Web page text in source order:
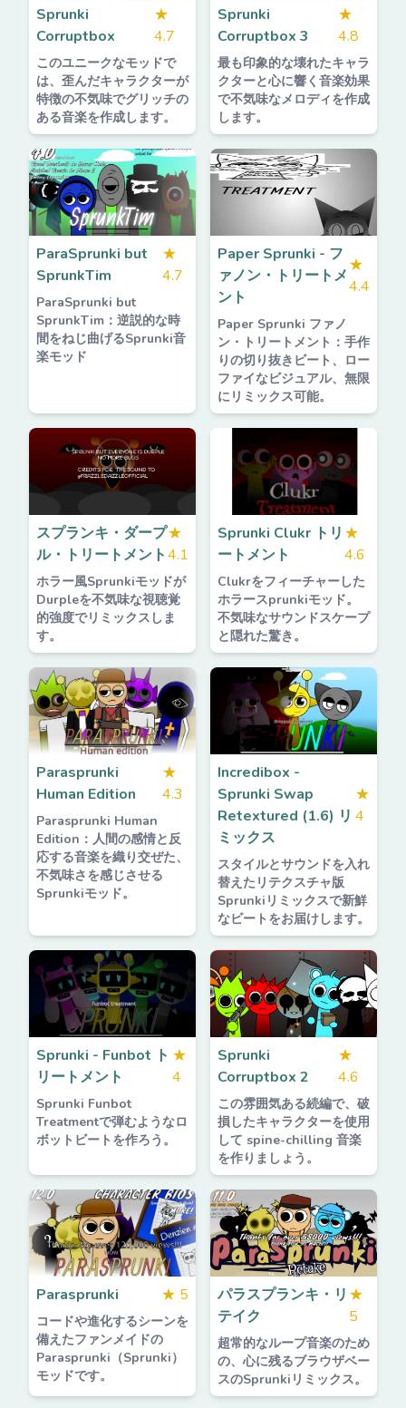
Sprunki
Corruptbox
★
4.7
このユニークなモッドで
は、歪んだキャラクターが
特徴の不気味でグリッチの
ある音楽を作成します。
Sprunki
Corruptbox 3
★
4.8
最も印象的な壊れたキャラ
クターと心に響く音楽効果
で不気味なメロディを作成
します。
ParaSprunki but
SprunkTim
★
4.7
ParaSprunki but
SprunkTim：逆説的な時
間をねじ曲げるSprunki音
楽モッド
Paper Sprunki - フ
ァノン・トリートメ
ント
★
4.4
Paper Sprunki ファノ
ン・トリートメント：手作
りの切り抜きビート、ロー
ファイなビジュアル、無限
にリミックス可能。
スプランキ・ダープ
ル・トリートメント
★
4.1
ホラー風Sprunkiモッドが
Durpleを不気味な視聴覚
的強度でリミックスしま
す。
Sprunki Clukr トリ
ートメント
★
4.6
Clukrをフィーチャーした
ホラースprunkiモッド。
不気味なサウンドスケープ
と隠れた驚き。
Parasprunki
Human Edition
★
4.3
Parasprunki Human
Edition：人間の感情と反
応する音楽を織り交ぜた、
不気味さを感じさせる
Sprunkiモッド。
Incredibox -
Sprunki Swap
Retextured (1.6) リ
ミックス
★
4
スタイルとサウンドを入れ
替えたリテクスチャ版
Sprunkiリミックスで新鮮
なビートをお届けします。
Sprunki - Funbot ト
リートメント
★
4
Sprunki Funbot
Treatmentで弾むようなロ
ボットビートを作ろう。
Sprunki
Corruptbox 2
★
4.6
この雰囲気ある続編で、破
損したキャラクターを使用
して spine-chilling 音楽
を作りましょう。
Parasprunki ★ 5
コードや進化するシーンを
備えたファンメイドの
Parasprunki（Sprunki）
モッドです。
パラスプランキ・リ
テイク
★
5
超常的なループ音楽のため
の、心に残るブラウザベー
スのSprunkiリミックス。